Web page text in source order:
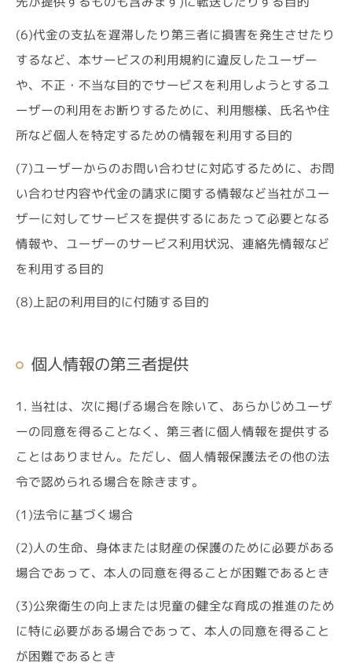
(6)代金の支払を遅滞したり第三者に損害を発生させたり
するなど、本サービスの利用規約に違反したユーザー
や、不正・不当な目的でサービスを利用しようとするユ
ーザーの利用をお断りするために、利用態様、氏名や住
所など個人を特定するための情報を利用する目的
(7)ユーザーからのお問い合わせに対応するために、お問
い合わせ内容や代金の請求に関する情報など当社がユー
ザーに対してサービスを提供するにあたって必要となる
情報や、ユーザーのサービス利用状況、連絡先情報など
を利用する目的
(8)上記の利用目的に付随する目的
個人情報の第三者提供
1. 当社は、次に掲げる場合を除いて、あらかじめユーザ
ーの同意を得ることなく、第三者に個人情報を提供する
ことはありません。ただし、個人情報保護法その他の法
令で認められる場合を除きます。
(1)法令に基づく場合
(2)人の生命、身体または財産の保護のために必要がある
場合であって、本人の同意を得ることが困難であるとき
(3)公衆衛生の向上または児童の健全な育成の推進のため
に特に必要がある場合であって、本人の同意を得ること
が困難であるとき